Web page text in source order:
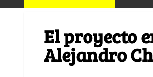
El proyecto
Alejandro